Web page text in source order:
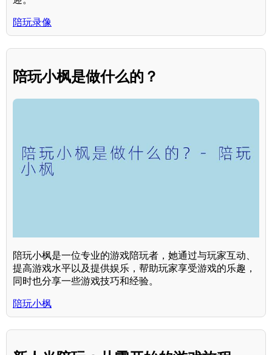
陪玩录像
陪玩小枫是做什么的？
陪玩小枫是一位专业的游戏陪玩者，她通过与玩家互动、
提高游戏水平以及提供娱乐，帮助玩家享受游戏的乐趣，
同时也分享一些游戏技巧和经验。
陪玩小枫